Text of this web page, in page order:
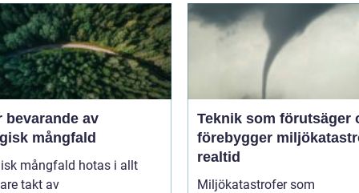
bevarande av
mångfald
mångfald hotas i allt
takt av
Teknik som förutsäger
förebygger
realtid
Miljökatastrofer som